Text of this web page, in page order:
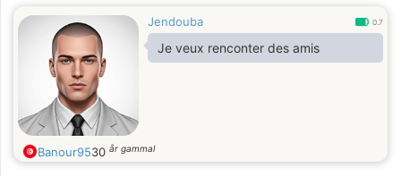
Jendouba 0.7
Je veux renconter des amis
Banour9530 år gammal